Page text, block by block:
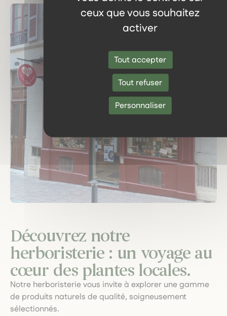
ceux que vous souhaitez
activer
Tout accepter
Tout refuser
Personnaliser
Découvrez notre
herboristerie : un voyage au
cœur des plantes locales.
Notre herboristerie vous invite à explorer une gamme
de produits naturels de qualité, soigneusement
sélectionnés.